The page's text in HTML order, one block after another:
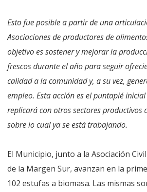
Esto fue posible a partir de una
Asociaciones de productores de
objetivo es sostener y mejorar la
frescos durante el año para seguir
calidad a la comunidad y, a su vez,
empleo. Esta acción es el puntapié
replicará con otros sectores productivos
sobre lo cual ya se está trabajando.
El Municipio, junto a la Asociación
de la Margen Sur, avanzan en la
102 estufas a biomasa. Las mismas